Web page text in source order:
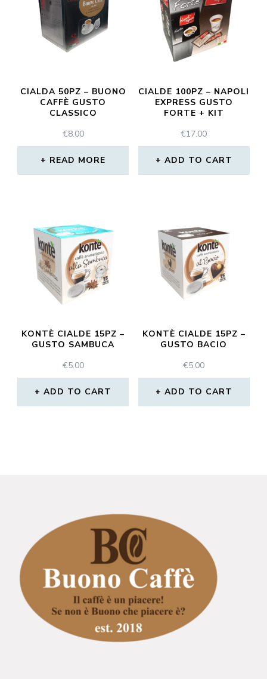
CIALDA 50PZ – BUONO
CAFFÈ GUSTO
CLASSICO
€8.00
READ MORE
CIALDE 100PZ – NAPOLI
EXPRESS GUSTO
FORTE + KIT
€17.00
ADD TO CART
KONTÈ CIALDE 15PZ –
GUSTO SAMBUCA
€5.00
ADD TO CART
KONTÈ CIALDE 15PZ –
GUSTO BACIO
€5.00
ADD TO CART